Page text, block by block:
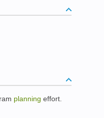
planning effort